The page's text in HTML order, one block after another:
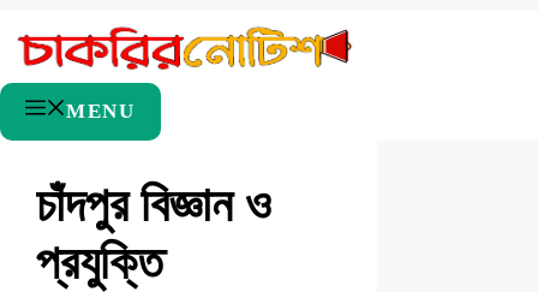
MENU
চাঁদপুর বিজ্ঞান ও
প্রযুক্তি